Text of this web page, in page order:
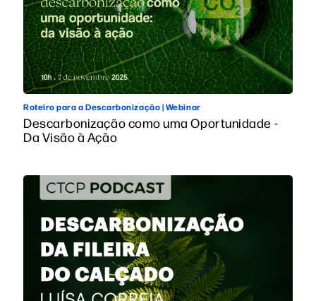
Roteiro para a Descarbonização | Webinar
Descarbonização como uma Oportunidade -
Da Visão à Ação